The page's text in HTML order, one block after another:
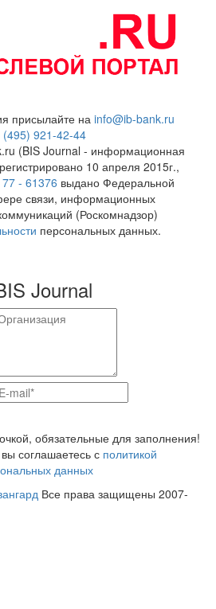
присылайте на info@ib-bank.ru
(495) 921-42-44
(BIS Journal - информационная
10 апреля 2015г.,
- 61376 выдано Федеральной
связи, информационных
(Роскомнадзор)
персональных данных.
Journal
обязательные для заполнения!
соглашаетесь с политикой
данных
Все права защищены 2007-